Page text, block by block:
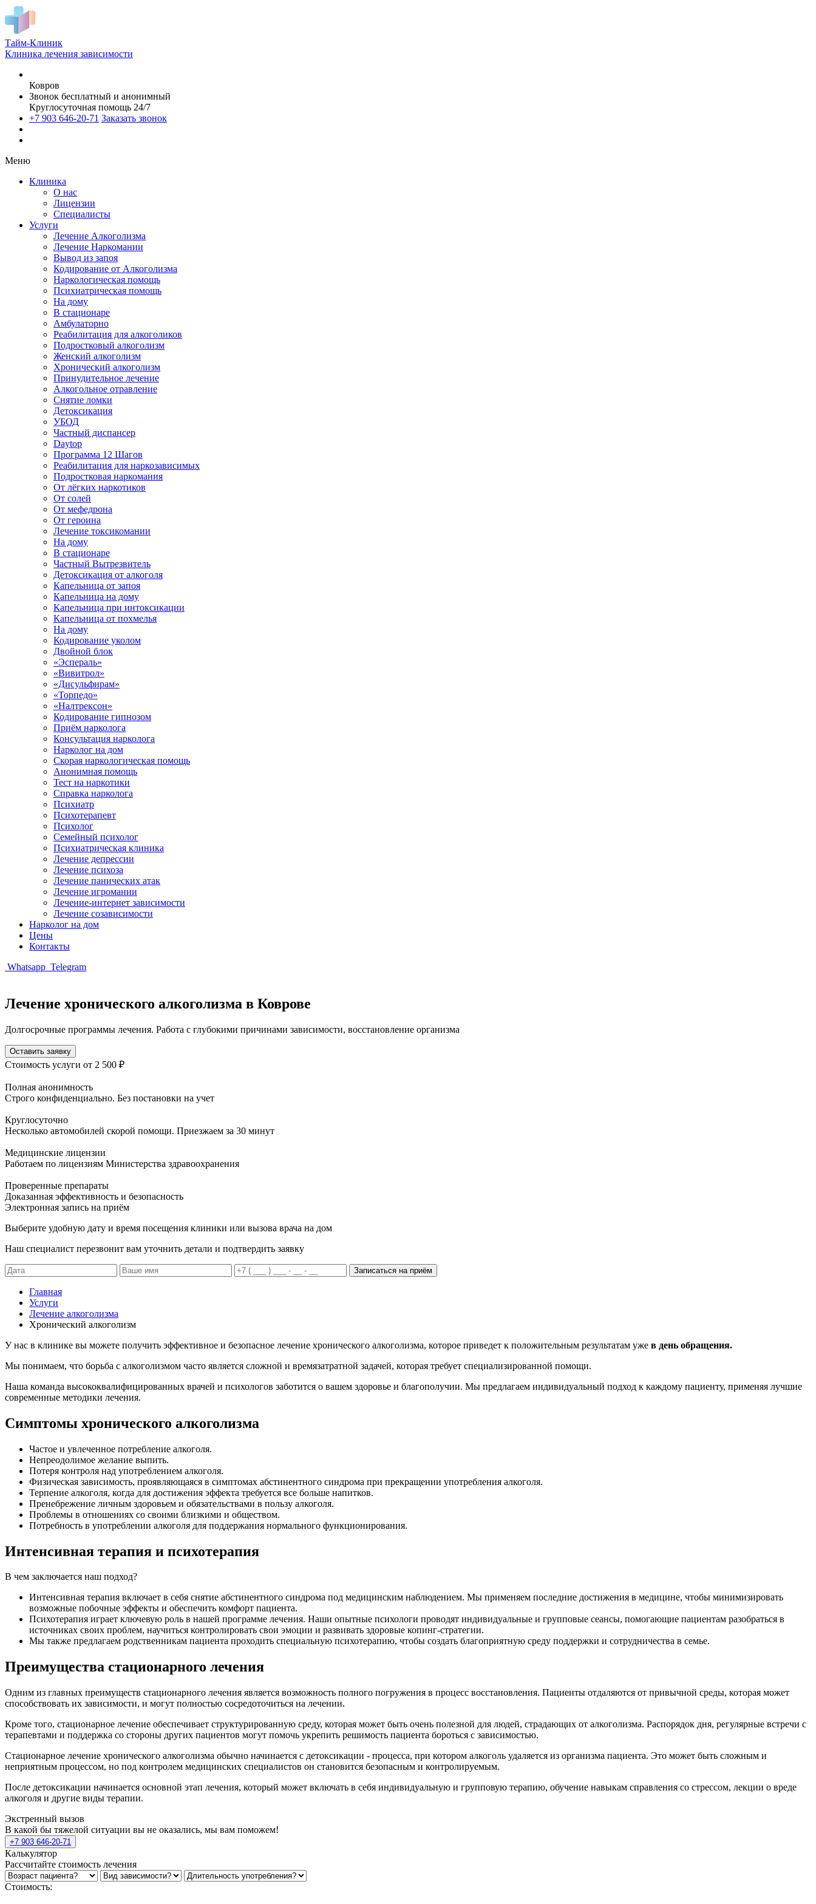
Тайм-Клиник
Клиника лечения зависимости
Ковров
Звонок бесплатный и анонимный
Круглосуточная помощь 24/7
+7 903 646-20-71 Заказать звонок
Меню
Клиника
О нас
Лицензии
Специалисты
Услуги
Лечение Алкоголизма
Лечение Наркомании
Вывод из запоя
Кодирование от Алкоголизма
Наркологическая помощь
Психиатрическая помощь
На дому
В стационаре
Амбулаторно
Реабилитация для алкоголиков
Подростковый алкоголизм
Женский алкоголизм
Хронический алкоголизм
Принудительное лечение
Алкогольное отравление
Снятие ломки
Детоксикация
УБОД
Частный диспансер
Daytop
Программа 12 Шагов
Реабилитация для наркозависимых
Подростковая наркомания
От лёгких наркотиков
От солей
От мефедрона
От героина
Лечение токсикомании
На дому
В стационаре
Частный Вытрезвитель
Детоксикация от алкоголя
Капельница от запоя
Капельница на дому
Капельница при интоксикации
Капельница от похмелья
На дому
Кодирование уколом
Двойной блок
«Эспераль»
«Вивитрол»
«Дисульфирам»
«Торпедо»
«Налтрексон»
Кодирование гипнозом
Приём нарколога
Консультация нарколога
Нарколог на дом
Скорая наркологическая помощь
Анонимная помощь
Тест на наркотики
Справка нарколога
Психиатр
Психотерапевт
Психолог
Семейный психолог
Психиатрическая клиника
Лечение депрессии
Лечение психоза
Лечение панических атак
Лечение игромании
Лечение-интернет зависимости
Лечение созависимости
Нарколог на дом
Цены
Контакты
Whatsapp Telegram
Лечение хронического алкоголизма в Коврове
Долгосрочные программы лечения. Работа с глубокими причинами зависимости, восстановление организма
Оставить заявку
Стоимость услуги от 2 500 ₽
Полная анонимность
Строго конфиденциально. Без постановки на учет
Круглосуточно
Несколько автомобилей скорой помощи. Приезжаем за 30 минут
Медицинские лицензии
Работаем по лицензиям Министерства здравоохранения
Проверенные препараты
Доказанная эффективность и безопасность
Электронная запись на приём
Выберите удобную дату и время посещения клиники или вызова врача на дом
Наш специалист перезвонит вам уточнить детали и подтвердить заявку
Записаться на приём
Главная
Услуги
Лечение алкоголизма
Хронический алкоголизм
У нас в клинике вы можете получить эффективное и безопасное лечение хронического алкоголизма, которое приведет к положительным результатам уже в день обращения.
Мы понимаем, что борьба с алкоголизмом часто является сложной и времязатратной задачей, которая требует специализированной помощи.
Наша команда высококвалифицированных врачей и психологов заботится о вашем здоровье и благополучии. Мы предлагаем индивидуальный подход к каждому пациенту, применяя лучшие
современные методики лечения.
Симптомы хронического алкоголизма
Частое и увлеченное потребление алкоголя.
Непреодолимое желание выпить.
Потеря контроля над употреблением алкоголя.
Физическая зависимость, проявляющаяся в симптомах абстинентного синдрома при прекращении употребления алкоголя.
Терпение алкоголя, когда для достижения эффекта требуется все больше напитков.
Пренебрежение личным здоровьем и обязательствами в пользу алкоголя.
Проблемы в отношениях со своими близкими и обществом.
Потребность в употреблении алкоголя для поддержания нормального функционирования.
Интенсивная терапия и психотерапия
В чем заключается наш подход?
Интенсивная терапия включает в себя снятие абстинентного синдрома под медицинским наблюдением. Мы применяем последние достижения в медицине, чтобы минимизировать
возможные побочные эффекты и обеспечить комфорт пациента.
Психотерапия играет ключевую роль в нашей программе лечения. Наши опытные психологи проводят индивидуальные и групповые сеансы, помогающие пациентам разобраться в
источниках своих проблем, научиться контролировать свои эмоции и развивать здоровые копинг-стратегии.
Мы также предлагаем родственникам пациента проходить специальную психотерапию, чтобы создать благоприятную среду поддержки и сотрудничества в семье.
Преимущества стационарного лечения
Одним из главных преимуществ стационарного лечения является возможность полного погружения в процесс восстановления. Пациенты отдаляются от привычной среды, которая может
способствовать их зависимости, и могут полностью сосредоточиться на лечении.
Кроме того, стационарное лечение обеспечивает структурированную среду, которая может быть очень полезной для людей, страдающих от алкоголизма. Распорядок дня, регулярные встречи с
терапевтами и поддержка со стороны других пациентов могут помочь укрепить решимость пациента бороться с зависимостью.
Стационарное лечение хронического алкоголизма обычно начинается с детоксикации - процесса, при котором алкоголь удаляется из организма пациента. Это может быть сложным и
неприятным процессом, но под контролем медицинских специалистов он становится безопасным и контролируемым.
После детоксикации начинается основной этап лечения, который может включать в себя индивидуальную и групповую терапию, обучение навыкам справления со стрессом, лекции о вреде
алкоголя и другие виды терапии.
Экстренный вызов
В какой бы тяжелой ситуации вы не оказались, мы вам поможем!
+7 903 646-20-71
Калькулятор
Рассчитайте стоимость лечения
Стоимость: